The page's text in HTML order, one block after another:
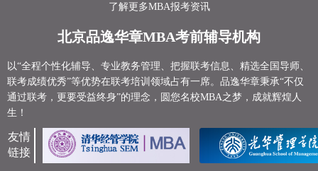
了解更多MBA报考资讯
北京品逸华章MBA考前辅导机构
以“全程个性化辅导、专业教务管理、把握联考信息、精选全国导师、
联考成绩优秀”等优势在联考培训领域占有一席。品逸华章秉承“不仅
通过联考，更要受益终身”的理念，圆您名校MBA之梦，成就辉煌人
生！
友情
链接